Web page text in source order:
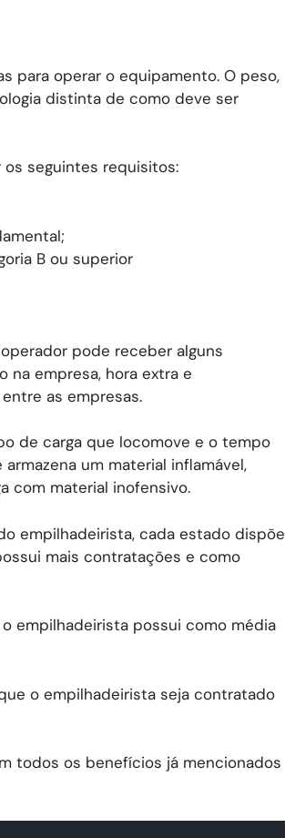
para operar o equipamento. O peso,
distinta de como deve ser
seguintes requisitos:
B ou superior
pode receber alguns
na empresa, hora extra e
as empresas.
de carga que locomove e o tempo
um material inflamável,
com material inofensivo.
empilhadeirista, cada estado dispõe
mais contratações e como
empilhadeirista possui como média
o empilhadeirista seja contratado
todos os benefícios já mencionados